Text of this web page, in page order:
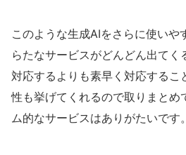
このような生成AIをさらに使いや
らたなサービスがどんどん出て
対応するよりも素早く対応するこ
性も挙げてくれるので取りまとめ
ム的なサービスはありがたいです。